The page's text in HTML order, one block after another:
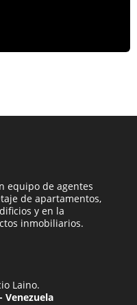
equipo de agentes
de apartamentos,
y en la
inmobiliarios.
Laino.
Venezuela